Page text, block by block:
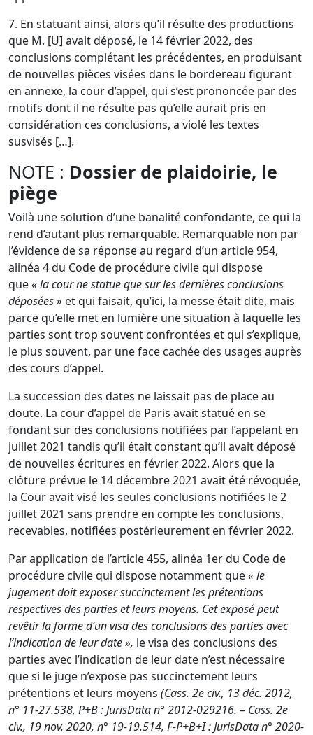
7. En statuant ainsi, alors qu’il résulte des productions
que M. [U] avait déposé, le 14 février 2022, des
conclusions complétant les précédentes, en produisant
de nouvelles pièces visées dans le bordereau figurant
en annexe, la cour d’appel, qui s’est prononcée par des
motifs dont il ne résulte pas qu’elle aurait pris en
considération ces conclusions, a violé les textes
susvisés […].
NOTE : Dossier de plaidoirie, le
piège
Voilà une solution d’une banalité confondante, ce qui la
rend d’autant plus remarquable. Remarquable non par
l’évidence de sa réponse au regard d’un article 954,
alinéa 4 du Code de procédure civilequi dispose
que« la cour ne statue que sur les dernières conclusions
déposées » et qui faisait, qu’ici, la messe était dite, mais
parce qu’elle met en lumière une situation à laquelle les
parties sont trop souvent confrontées et qui s’explique,
le plus souvent, par une face cachée des usages auprès
des cours d’appel.
La succession des dates ne laissait pas de place au
doute. La cour d’appel de Paris avait statué en se
fondant sur des conclusions notifiées par l’appelant en
juillet 2021 tandis qu’il était constant qu’il avait déposé
de nouvelles écritures en février 2022. Alors que la
clôture prévue le 14 décembre 2021 avait été révoquée,
la Cour avait visé les seules conclusions notifiées le 2
juillet 2021 sans prendre en compte les conclusions,
recevables, notifiées postérieurement en février 2022.
Par application de l’article 455, alinéa 1er du Code de
procédure civilequi dispose notamment que« le
jugement doit exposer succinctement les prétentions
respectives des parties et leurs moyens. Cet exposé peut
revêtir la forme d’un visa des conclusions des parties avec
l’indication de leur date », le visa des conclusions des
parties avec l’indication de leur date n’est nécessaire
que si le juge n’expose pas succinctement leurs
prétentions et leurs moyens (Cass. 2e civ., 13 déc. 2012,
n° 11-27.538, P+B:JurisData n° 2012-029216. – Cass. 2e
civ., 19 nov. 2020, n° 19-19.514, F-P+B+I:JurisData n° 2020-